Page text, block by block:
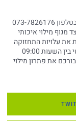
צרו קשר עוד היום עם המומחים של ענק המשאבות בטלפון 073-7826176
מגוף מילוי איכותי
עלויות התחזוקה
לאורך זמן. צוות החברה פועל בימים ראשון עד חמישי בין השעות 09:00
את פתרון מילוי